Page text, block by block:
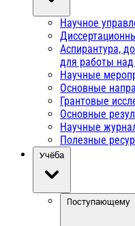
Научное
Аспирантура,
для работы над
Научные
Основные
Грантовые
Основные
Научные
Полезные
Учёба
Поступающему